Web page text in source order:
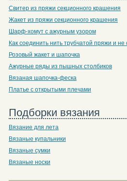
Свитер из пряжи секционного крашения
Жакет из пряжи секционного крашения
Шарф-хомут с ажурным узором
Как соединить нить трубчатой пряжи и не
Розовый жакет и шапочка
Ажурные ряды из пышных столбиков
Вязаная шапочка-феска
Платье с открытыми плечами
Подборки вязания
Вязание для лета
Вязаные купальники
Вязаные сумки
Вязаные носки